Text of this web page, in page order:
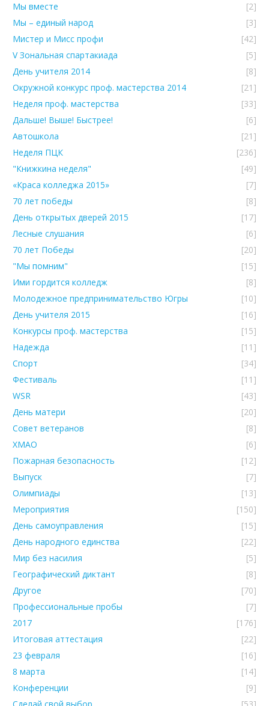
Мы вместе
[2]
Мы – единый народ
[3]
Мистер и Мисс профи
[42]
V Зональная спартакиада
[5]
День учителя 2014
[8]
Окружной конкурс проф. мастерства 2014
[21]
Неделя проф. мастерства
[33]
Дальше! Выше! Быстрее!
[6]
Автошкола
[21]
Неделя ПЦК
[236]
"Книжкина неделя"
[49]
«Краса колледжа 2015»
[7]
70 лет победы
[8]
День открытых дверей 2015
[17]
Лесные слушания
[6]
70 лет Победы
[20]
"Мы помним"
[15]
Ими гордится колледж
[8]
Молодежное предпринимательство Югры
[10]
День учителя 2015
[16]
Конкурсы проф. мастерства
[15]
Надежда
[11]
Спорт
[34]
Фестиваль
[11]
WSR
[43]
День матери
[20]
Совет ветеранов
[8]
ХМАО
[6]
Пожарная безопасность
[12]
Выпуск
[7]
Олимпиады
[13]
Мероприятия
[150]
День самоуправления
[15]
День народного единства
[22]
Мир без насилия
[5]
Географический диктант
[8]
Другое
[70]
Профессиональные пробы
[7]
2017
[176]
Итоговая аттестация
[22]
23 февраля
[16]
8 марта
[14]
Конференции
[9]